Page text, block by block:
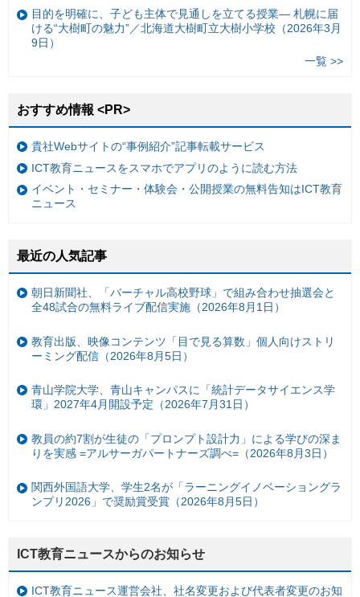
目的を明確に、子ども主体で見通しを立てる授業— 札幌に届
ける“大樹町の魅力”／北海道大樹町立大樹小学校（2026年3月
9日）
一覧 >>
おすすめ情報 <PR>
貴社Webサイトの“事例紹介”記事転載サービス
ICT教育ニュースをスマホでアプリのように読む方法
イベント・セミナー・体験会・公開授業の無料告知はICT教育
ニュース
最近の人気記事
朝日新聞社、「バーチャル高校野球」で組み合わせ抽選会と
全48試合の無料ライブ配信実施（2026年8月1日）
教育出版、映像コンテンツ「目で見る算数」個人向けストリ
ーミング配信（2026年8月5日）
青山学院大学、青山キャンパスに「統計データサイエンス学
環」2027年4月開設予定（2026年7月31日）
教員の約7割が生徒の「プロンプト設計力」による学びの深ま
りを実感 =アルサーガパートナーズ調べ=（2026年8月3日）
関西外国語大学、学生2名が「ラーニングイノベーショングラ
ンプリ2026」で奨励賞受賞（2026年8月5日）
ICT教育ニュースからのお知らせ
ICT教育ニュース運営会社、社名変更および代表者変更のお知